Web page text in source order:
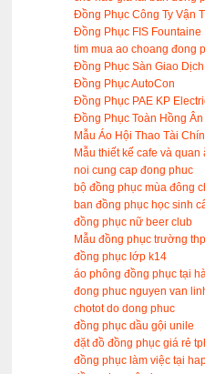
Đồng Phục Công Ty Vận
Đồng Phục FIS Fountaine
tim mua ao choang đong
Đồng Phục Sàn Giao
Đồng Phục AutoCon
Đồng Phục PAE KP
Đồng Phục Toàn Hồng Ân
Mẫu Áo Hội Thao Tài
Mẫu thiết kế cafe và quan
noi cung cap đong phuc
bộ đồng phục mùa đông
ban đồng phục học sinh
đồng phục nữ beer club
Mẫu đồng phục trường
đồng phục lớp k14
áo phông đồng phục tại
đong phuc nguyen van
chotot do dong phuc
đồng phục dầu gội unile
đặt đồ đồng phục giá rẻ
đồng phục làm việc tại